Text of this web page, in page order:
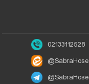
02133112528
@SabraHose
@SabraHose